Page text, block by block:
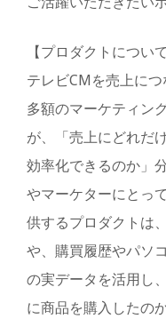
【プロダクトについて
テレビCMを売上に
多額のマーケティン
が、「売上にどれだ
効率化できるのか」
やマーケターにとっ
供するプロダクトは
や、購買履歴やパソ
の実データを活用し
に商品を購入したの